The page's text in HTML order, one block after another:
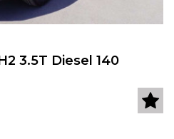
3.5T Diesel 140